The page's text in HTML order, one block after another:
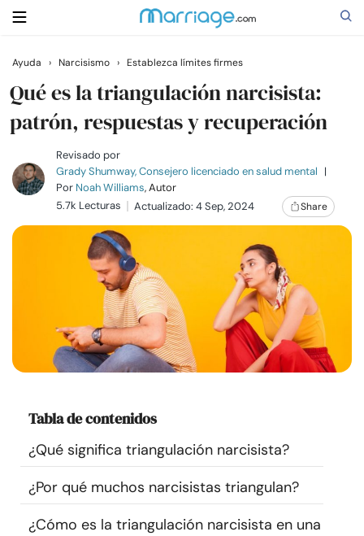
Buscar
Casarse
Relaciones
Familia
Cursos
Comunidad
Encuentra un terapeuta
Idioma
Ayuda › Narcisismo › Establezca límites firmes
Qué es la triangulación narcisista:
patrón, respuestas y recuperación
Revisado por
Grady Shumway, Consejero licenciado en salud mental |
Por Noah Williams, Autor
5.7k Lecturas
Actualizado: 4 Sep, 2024 Share
Tabla de contenidos
¿Qué significa triangulación narcisista?
¿Por qué muchos narcisistas triangulan?
¿Cómo es la triangulación narcisista en una